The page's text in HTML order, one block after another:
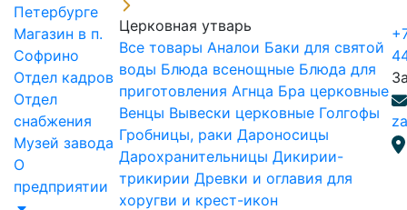
Петербурге
Магазин в п.
Софрино
Отдел кадров
Отдел
снабжения
Музей завода
О
предприятии
Церковная утварь
Все товары Аналои Баки для святой
воды Блюда всенощные Блюда для
приготовления Агнца Бра церковные
Венцы Вывески церковные Голгофы
Гробницы, раки Дароносицы
Дарохранительницы Дикирии-
трикирии Древки и оглавия для
хоругви и крест-икон